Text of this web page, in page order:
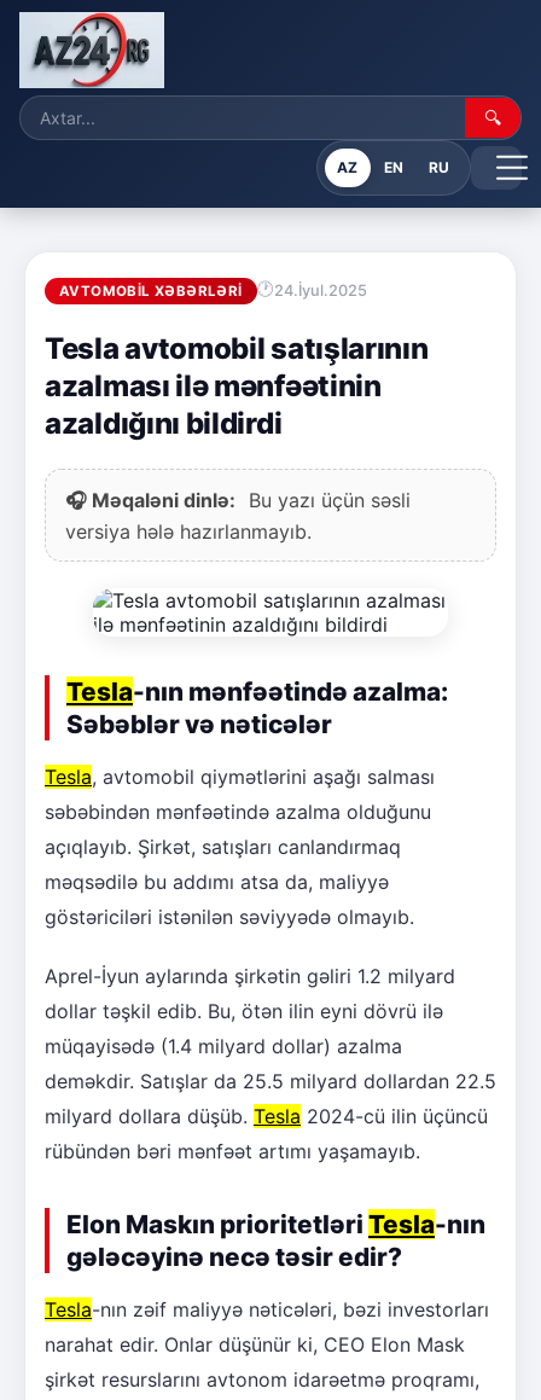
🔍
AZ EN RU
AVTOMOBIL XƏBƏRLƏRI 24.İyul.2025
Tesla avtomobil satışlarının
azalması ilə mənfəətinin
azaldığını bildirdi
🎧 Məqaləni dinlə:
Bu yazı üçün səsli
versiya hələ hazırlanmayıb.
Tesla-nın mənfəətində azalma:
Səbəblər və nəticələr
Tesla, avtomobil qiymətlərini aşağı salması
səbəbindən mənfəətində azalma olduğunu
açıqlayıb. Şirkət, satışları canlandırmaq
məqsədilə bu addımı atsa da, maliyyə
göstəriciləri istənilən səviyyədə olmayıb.
Aprel-İyun aylarında şirkətin gəliri 1.2 milyard
dollar təşkil edib. Bu, ötən ilin eyni dövrü ilə
müqayisədə (1.4 milyard dollar) azalma
deməkdir. Satışlar da 25.5 milyard dollardan 22.5
milyard dollara düşüb. Tesla 2024-cü ilin üçüncü
rübündən bəri mənfəət artımı yaşamayıb.
Elon Maskın prioritetləri Tesla-nın
gələcəyinə necə təsir edir?
Tesla-nın zəif maliyyə nəticələri, bəzi investorları
narahat edir. Onlar düşünür ki, CEO Elon Mask
şirkət resurslarını avtonom idarəetmə proqramı,